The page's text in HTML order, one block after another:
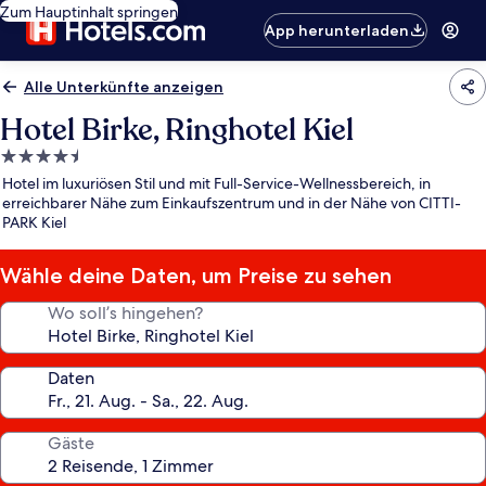
Zum Hauptinhalt springen
App herunterladen
Alle Unterkünfte anzeigen
Hotel Birke, Ringhotel Kiel
4.5-
Sterne-
Unterkunft
Hotel im luxuriösen Stil und mit Full-Service-Wellnessbereich, in
erreichbarer Nähe zum Einkaufszentrum und in der Nähe von CITTI-
PARK Kiel
Wähle deine Daten, um Preise zu sehen
Wo soll’s hingehen?
Daten
Gäste